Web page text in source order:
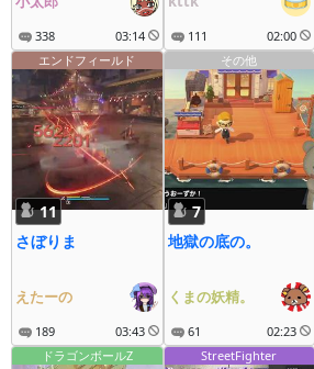
338 03:14 111 02:00
エンドフィールド
11
さぼりま
えたーの
189 03:43
その他
7
地獄の底の。
くまの妖精。
61 02:23
ドラゴンボールZ
StreetFighter